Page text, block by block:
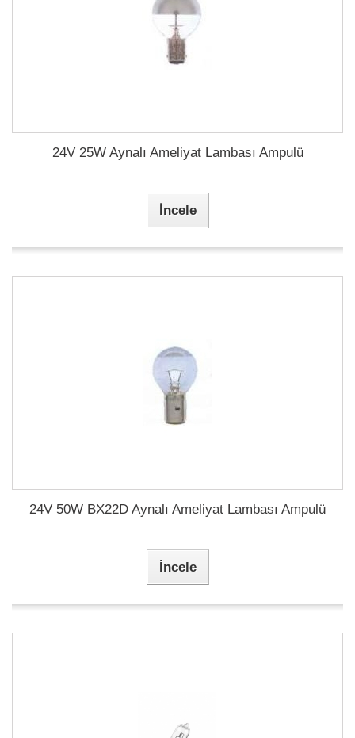
24V 25W Aynalı Ameliyat Lambası Ampulü
İncele
24V 50W BX22D Aynalı Ameliyat Lambası Ampulü
İncele